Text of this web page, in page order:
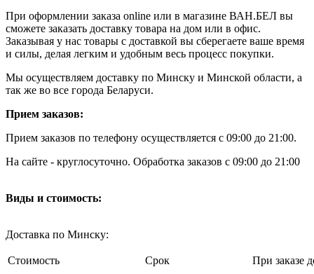
При оформлении заказа online или в магазине ВАН.БЕЛ вы
сможете заказать доставку товара на дом или в офис.
Заказывая у нас товары с доставкой вы сберегаете ваше время
и силы, делая легким и удобным весь процесс покупки.
Мы осуществляем доставку по Минску и Минской области, а
так же во все города Беларуси.
Прием заказов:
Прием заказов по телефону осуществляется с 09:00 до 21:00.
На сайте - круглосуточно. Обработка заказов с 09:00 до 21:00
Виды и стоимость:
Доставка по Минску:
Стоимость Срок
При заказе